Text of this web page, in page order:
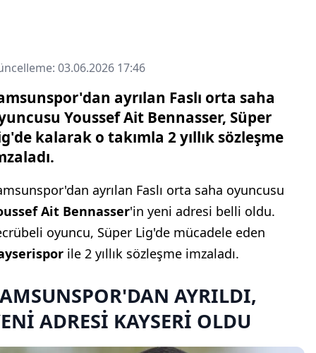
03.06.2026 17:46
ayrılan Faslı orta saha
Youssef Ait Bennasser, Süper
kalarak o takımla 2 yıllık sözleşme
ayrılan Faslı orta saha oyuncusu
Ait Bennasser'in yeni adresi belli oldu.
oyuncu, Süper Lig'de mücadele eden
ile 2 yıllık sözleşme imzaladı.
AYRILDI,
ADRESİ KAYSERİ OLDU